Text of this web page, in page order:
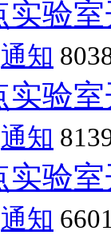
实验
通知
实验
通知
实验
通知